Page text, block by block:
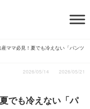
産ママ必見！夏でも冷えない「パンツ
2026/05/14 2026/05/21
でも冷えない「パ